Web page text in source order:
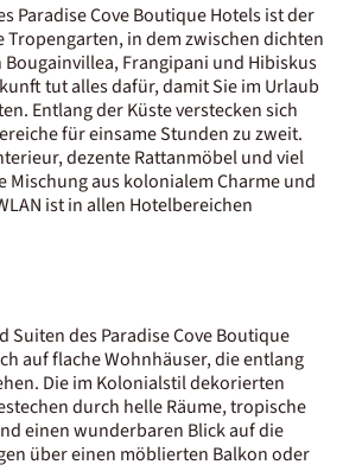
Paradise Cove Boutique Hotels ist der
Tropengarten, in dem zwischen dichten
Frangipani und Hibiskus
tut alles dafür, damit Sie im Urlaub
Entlang der Küste verstecken sich
für einsame Stunden zu zweit.
dezente Rattanmöbel und viel
Mischung aus kolonialem Charme und
ist in allen Hotelbereichen
Suiten des Paradise Cove Boutique
auf flache Wohnhäuser, die entlang
Die im Kolonialstil dekorierten
durch helle Räume, tropische
einen wunderbaren Blick auf die
über einen möblierten Balkon oder